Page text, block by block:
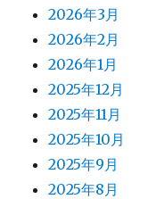
2026年3月
2026年2月
2026年1月
2025年12月
2025年11月
2025年10月
2025年9月
2025年8月